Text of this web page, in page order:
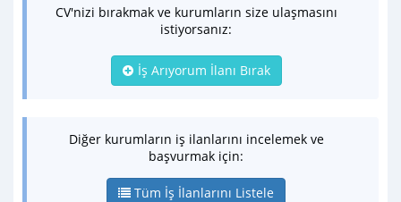
CV'nizi bırakmak ve kurumların size ulaşmasını
istiyorsanız:
İş Arıyorum İlanı Bırak
Diğer kurumların iş ilanlarını incelemek ve
başvurmak için:
Tüm İş İlanlarını Listele